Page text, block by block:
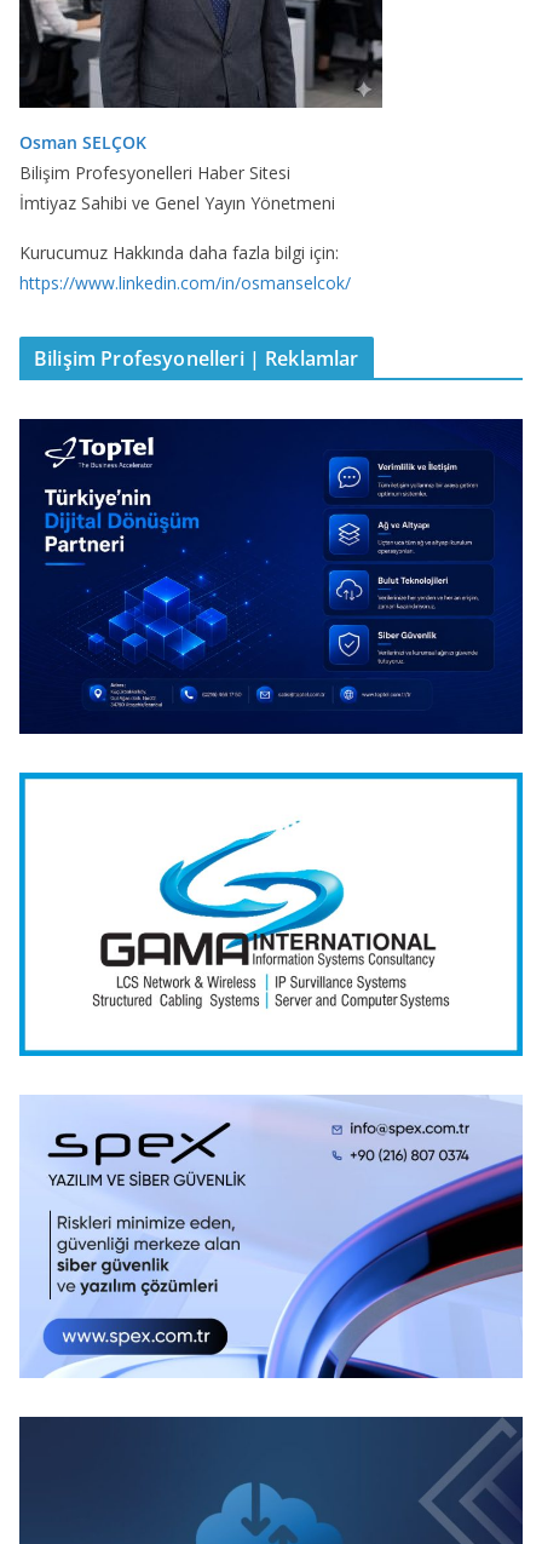
Osman SELÇOK
Bilişim Profesyonelleri Haber Sitesi
İmtiyaz Sahibi ve Genel Yayın Yönetmeni
Kurucumuz Hakkında daha fazla bilgi için:
https://www.linkedin.com/in/osmanselcok/
Bilişim Profesyonelleri | Reklamlar